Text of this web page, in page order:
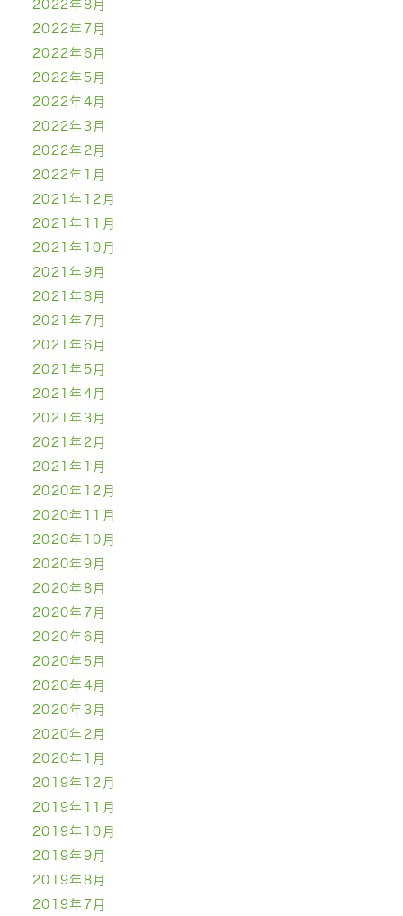
2022年8月
2022年7月
2022年6月
2022年5月
2022年4月
2022年3月
2022年2月
2022年1月
2021年12月
2021年11月
2021年10月
2021年9月
2021年8月
2021年7月
2021年6月
2021年5月
2021年4月
2021年3月
2021年2月
2021年1月
2020年12月
2020年11月
2020年10月
2020年9月
2020年8月
2020年7月
2020年6月
2020年5月
2020年4月
2020年3月
2020年2月
2020年1月
2019年12月
2019年11月
2019年10月
2019年9月
2019年8月
2019年7月